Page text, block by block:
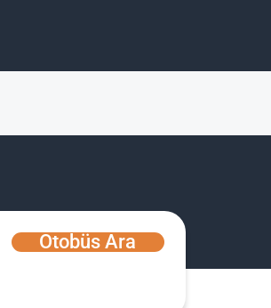
Otobüs Ara